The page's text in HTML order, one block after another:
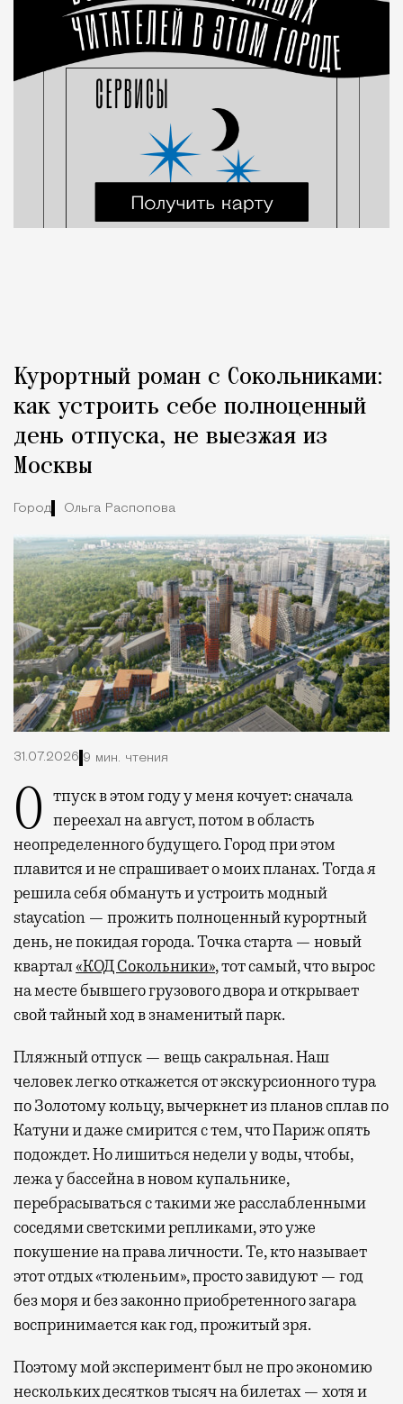
Курортный роман с Сокольниками:
как устроить себе полноценный
день отпуска, не выезжая из
Москвы
Город Ольга Распопова
31.07.2026 9 мин. чтения
Отпуск в этом году у меня кочует: сначала переехал на август, потом в область
неопределенного будущего. Город при этом
плавится и не спрашивает о моих планах. Тогда я
решила себя обмануть и устроить модный
staycation — прожить полноценный курортный
день, не покидая города. Точка старта — новый
квартал«КОД Сокольники», тот самый, что вырос
на месте бывшего грузового двора и открывает
свой тайный ход в знаменитый парк.
Пляжный отпуск — вещь сакральная. Наш
человек легко откажется от экскурсионного тура
по Золотому кольцу, вычеркнет из планов сплав по
Катуни и даже смирится с тем, что Париж опять
подождет. Но лишиться недели у воды, чтобы,
лежа у бассейна в новом купальнике,
перебрасываться с такими же расслабленными
соседями светскими репликами, это уже
покушение на права личности. Те, кто называет
этот отдых «тюленьим», просто завидуют — год
без моря и без законно приобретенного загара
воспринимается как год, прожитый зря.
Поэтому мой эксперимент был не про экономию
нескольких десятков тысяч на билетах — хотя и